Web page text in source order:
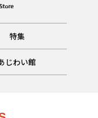
特集
じわい館